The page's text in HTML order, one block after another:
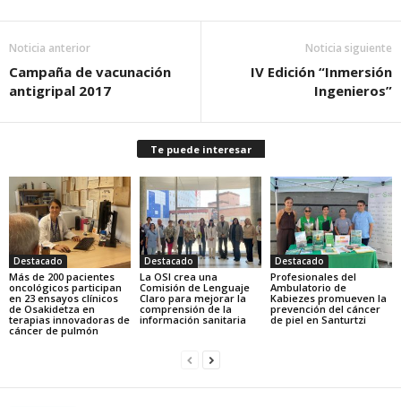
Noticia anterior
Campaña de vacunación
antigripal 2017
Noticia siguiente
IV Edición “Inmersión
Ingenieros”
Te puede interesar
Destacado
Más de 200 pacientes
oncológicos participan
en 23 ensayos clínicos
de Osakidetza en
terapias innovadoras de
cáncer de pulmón
Destacado
La OSI crea una
Comisión de Lenguaje
Claro para mejorar la
comprensión de la
información sanitaria
Destacado
Profesionales del
Ambulatorio de
Kabiezes promueven la
prevención del cáncer
de piel en Santurtzi